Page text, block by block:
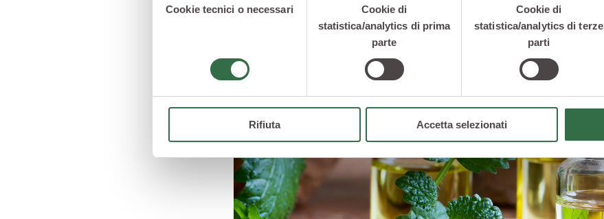
Cookie tecnici o necessari
Cookie di
statistica/analytics di prima
parte
Cookie di
statistica/analytics di terze
parti
Rifiuta Accetta selezionati